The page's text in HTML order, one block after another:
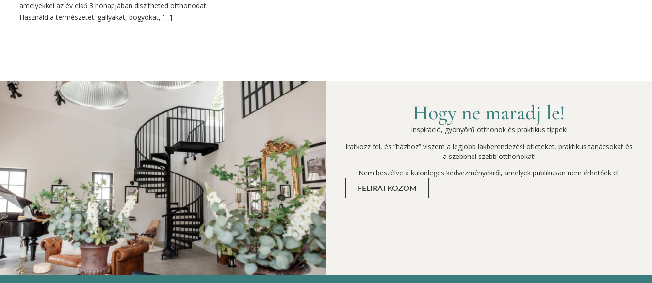
amelyekkel az év első 3 hónapjában díszítheted otthonodat.
Használd a természetet: gallyakat, bogyókat, […]
Hogy ne maradj le!
Inspiráció, gyönyörű otthonok és praktikus tippek!
Iratkozz fel, és “házhoz” viszem a legjobb lakberendezési ötleteket, praktikus tanácsokat és
a szebbnél szebb otthonokat!
Nem beszélve a különleges kedvezményekről, amelyek publikusan nem érhetőek el!
FELIRATKOZOM